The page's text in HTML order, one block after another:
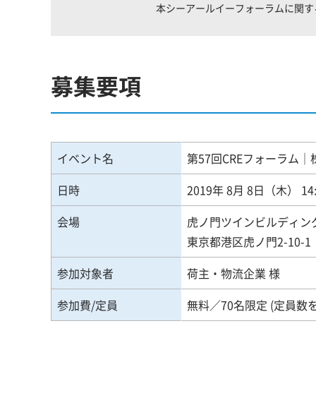
本シーアールイーフォーラムに関
募集要項
イベント名
第57回CREフォーラム
日時
2019年 8月 8日（木）
会場
虎ノ門ツインビルディン
東京都港区虎ノ門2-10-1
参加対象者
荷主・物流企業 様
参加費/定員
無料／70名限定 (定員数